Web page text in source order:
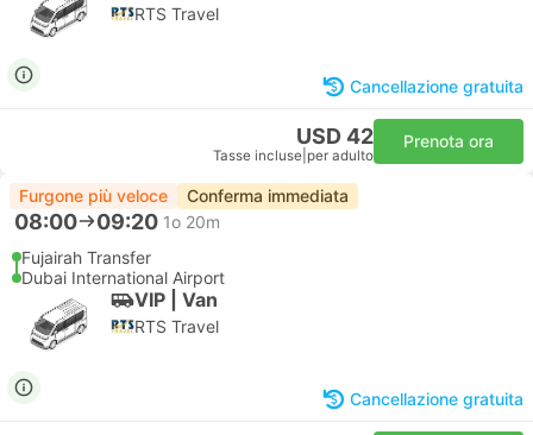
RTS Travel
Cancellazione gratuita
USD 42
Tasse incluse per adulto
Prenota ora
Furgone più veloce Conferma immediata
08:00 09:20 1o 20m
Fujairah Transfer
Dubai International Airport
VIP | Van
RTS Travel
Cancellazione gratuita